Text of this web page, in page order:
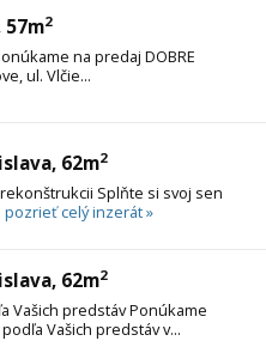
pozemky
Záhrada
searchHľadaj
2
na predaj DOBRE
ul. Vlčie...
62m2
Splňte si svoj sen
pozrieť celý inzerát »
62m2
Vašich predstáv Ponúkame
Vašich predstáv v...